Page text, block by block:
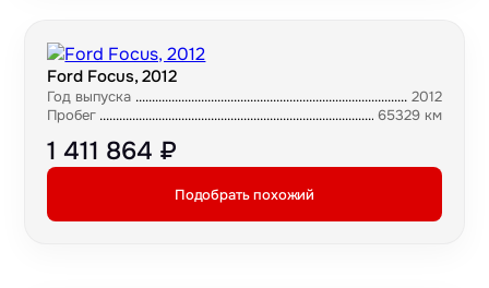
Ford Focus, 2012
Год выпуска
2012
Пробег
65329 км
1 411 864 ₽
Подобрать похожий